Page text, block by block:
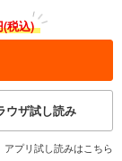
(税込)
ウザ試し読み
アプリ試し読みはこちら
【単話版】転生領主の迷惑性技 ～エロスの概念がない世界で現代の知識を使ってみたら～（フルカラー） 第6話 初夜権
試し読み